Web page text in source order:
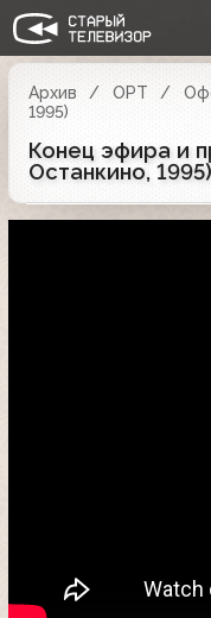
Архив ОРТ
1995)
Конец эфира и
Останкино, 1995)